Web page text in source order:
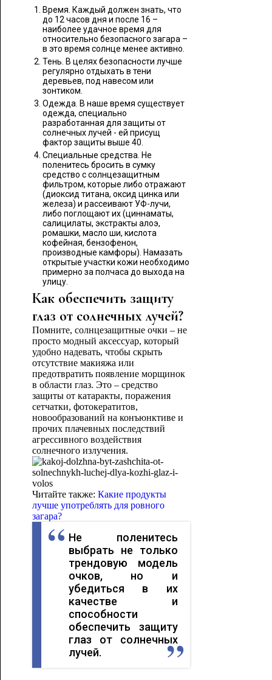
Время. Каждый должен знать, что
до 12 часов дня и после 16 –
наиболее удачное время для
относительно безопасного загара –
в это время солнце менее активно.
Тень. В целях безопасности лучше
регулярно отдыхать в тени
деревьев, под навесом или
зонтиком.
Одежда. В наше время существует
одежда, специально
разработанная для защиты от
солнечных лучей - ей присущ
фактор защиты выше 40.
Специальные средства. Не
поленитесь бросить в сумку
средство с солнцезащитным
фильтром, которые либо отражают
(диоксид титана, оксид цинка или
железа) и рассеивают УФ-лучи,
либо поглощают их (циннаматы,
салицилаты, экстракты алоэ,
ромашки, масло ши, кислота
кофейная, бензофенон,
производные камфоры). Намазать
открытые участки кожи необходимо
примерно за полчаса до выхода на
улицу.
Как обеспечить защиту
глаз от солнечных лучей?
Помните, солнцезащитные очки – не
просто модный аксессуар, который
удобно надевать, чтобы скрыть
отсутствие макияжа или
предотвратить появление морщинок
в области глаз. Это – средство
защиты от катаракты, поражения
сетчатки, фотокератитов,
новообразований на конъюнктиве и
прочих плачевных последствий
агрессивного воздействия
солнечного излучения.
Читайте также: Какие продукты
лучше употреблять для ровного
загара?
Не поленитесь
выбрать не только
трендовую модель
очков, но и
убедиться в их
качестве и
способности
обеспечить защиту
глаз от солнечных
лучей.